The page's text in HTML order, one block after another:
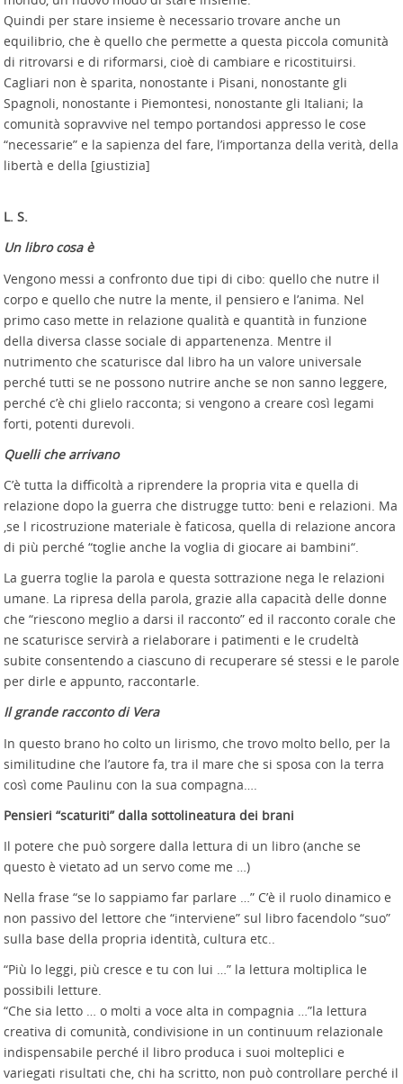
Quindi per stare insieme è necessario trovare anche un
equilibrio, che è quello che permette a questa piccola comunità
di ritrovarsi e di riformarsi, cioè di cambiare e ricostituirsi.
Cagliari non è sparita, nonostante i Pisani, nonostante gli
Spagnoli, nonostante i Piemontesi, nonostante gli Italiani; la
comunità sopravvive nel tempo portandosi appresso le cose
“necessarie” e la sapienza del fare, l’importanza della verità, della
libertà e della [giustizia]
L. S.
Un libro cosa è
Vengono messi a confronto due tipi di cibo: quello che nutre il
corpo e quello che nutre la mente, il pensiero e l’anima. Nel
primo caso mette in relazione qualità e quantità in funzione
della diversa classe sociale di appartenenza. Mentre il
nutrimento che scaturisce dal libro ha un valore universale
perché tutti se ne possono nutrire anche se non sanno leggere,
perché c’è chi glielo racconta; si vengono a creare così legami
forti, potenti durevoli.
Quelli che arrivano
C’è tutta la difficoltà a riprendere la propria vita e quella di
relazione dopo la guerra che distrugge tutto: beni e relazioni. Ma
,se l ricostruzione materiale è faticosa, quella di relazione ancora
di più perché “toglie anche la voglia di giocare ai bambini“.
La guerra toglie la parola e questa sottrazione nega le relazioni
umane. La ripresa della parola, grazie alla capacità delle donne
che “riescono meglio a darsi il racconto” ed il racconto corale che
ne scaturisce servirà a rielaborare i patimenti e le crudeltà
subite consentendo a ciascuno di recuperare sé stessi e le parole
per dirle e appunto, raccontarle.
Il grande racconto di Vera
In questo brano ho colto un lirismo, che trovo molto bello, per la
similitudine che l’autore fa, tra il mare che si sposa con la terra
così come Paulinu con la sua compagna….
Pensieri “scaturiti” dalla sottolineatura dei brani
Il potere che può sorgere dalla lettura di un libro (anche se
questo è vietato ad un servo come me …)
Nella frase “se lo sappiamo far parlare …” C’è il ruolo dinamico e
non passivo del lettore che “interviene” sul libro facendolo “suo”
sulla base della propria identità, cultura etc..
“Più lo leggi, più cresce e tu con lui …” la lettura moltiplica le
possibili letture.
“Che sia letto … o molti a voce alta in compagnia …”la lettura
creativa di comunità, condivisione in un continuum relazionale
indispensabile perché il libro produca i suoi molteplici e
variegati risultati che, chi ha scritto, non può controllare perché il